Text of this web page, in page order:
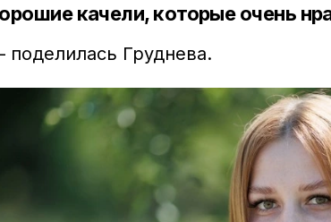
качели, которые очень
поделилась Груднева.